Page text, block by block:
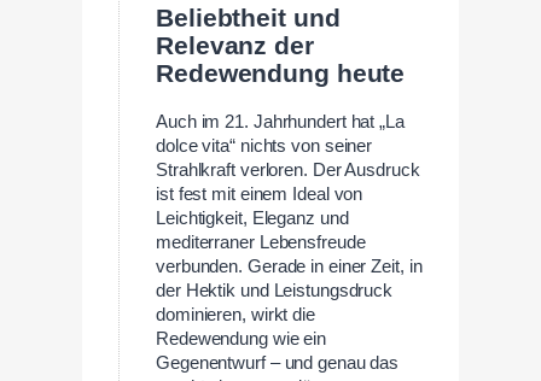
Beliebtheit und
Relevanz der
Redewendung heute
Auch im 21. Jahrhundert hat „La
dolce vita“ nichts von seiner
Strahlkraft verloren. Der Ausdruck
ist fest mit einem Ideal von
Leichtigkeit, Eleganz und
mediterraner Lebensfreude
verbunden. Gerade in einer Zeit, in
der Hektik und Leistungsdruck
dominieren, wirkt die
Redewendung wie ein
Gegenentwurf – und genau das